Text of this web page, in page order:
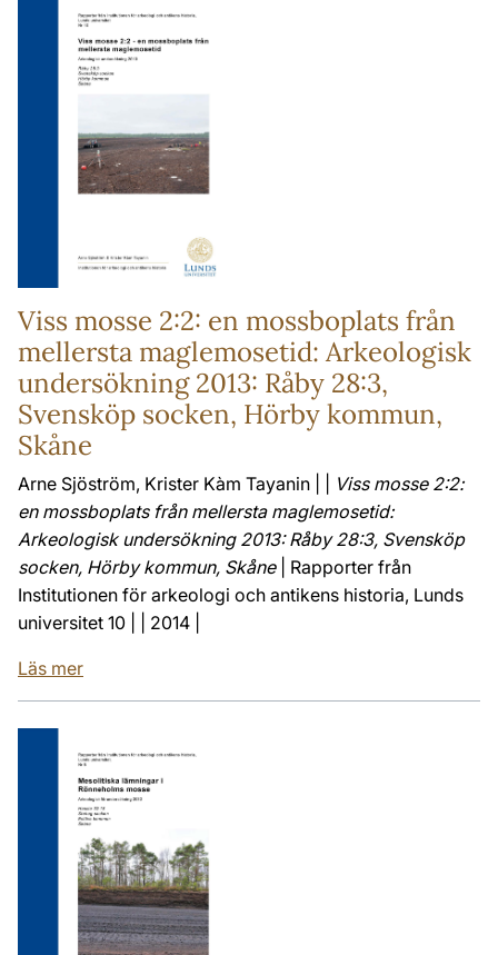
Viss mosse 2:2: en mossboplats från
mellersta maglemosetid: Arkeologisk
undersökning 2013: Råby 28:3,
Svensköp socken, Hörby kommun,
Skåne
Arne Sjöström, Krister Kàm Tayanin | |
Viss mosse 2:2:
en mossboplats från mellersta maglemosetid:
Arkeologisk undersökning 2013: Råby 28:3, Svensköp
socken, Hörby kommun, Skåne| Rapporter från
Institutionen för arkeologi och antikens historia, Lunds
universitet 10 | | 2014 |
Läs mer